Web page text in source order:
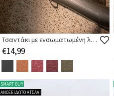
Τσαντάκι με ενσωματωμένη λαβή
€14,99
SMART BUY
ΑΝΟΞΕΙΔΩΤΟ ΑΤΣΑΛΙ